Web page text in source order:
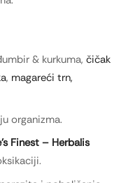
& kurkuma, čičak
, magareći trn,
organizma.
Finest – Herbalis